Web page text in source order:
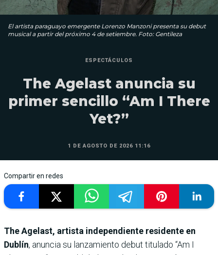
El artista paraguayo emergente Lorenzo Manzoni presenta su debut
musical a partir del próximo 4 de setiembre. Foto: Gentileza
ESPECTÁCULOS
The Agelast anuncia su
primer sencillo “Am I There
Yet?”
1 DE AGOSTO DE 2026 11:16
Compartir en redes
The Agelast, artista independiente residente en
Dublín, anuncia su lanzamiento debut titulado “Am I